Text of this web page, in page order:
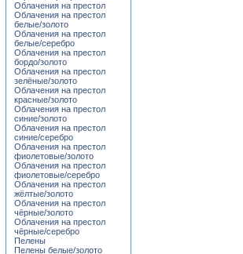
Облачения на престол
Облачения на престол
белые/золото
Облачения на престол
белые/серебро
Облачения на престол
бордо/золото
Облачения на престол
зелёные/золото
Облачения на престол
красные/золото
Облачения на престол
синие/золото
Облачения на престол
синие/серебро
Облачения на престол
фиолетовые/золото
Облачения на престол
фиолетовые/серебро
Облачения на престол
жёлтые/золото
Облачения на престол
чёрные/золото
Облачения на престол
чёрные/серебро
Пелены
Пелены белые/золото